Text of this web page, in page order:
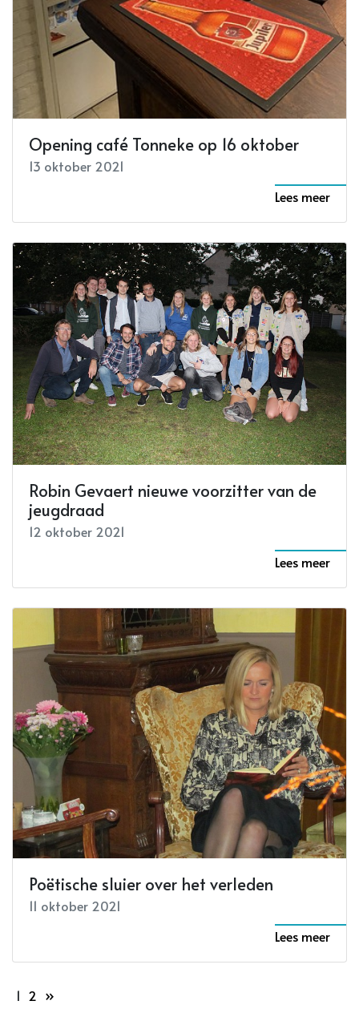
Opening café Tonneke op 16 oktober
13 oktober 2021
Lees meer
Robin Gevaert nieuwe voorzitter van de
jeugdraad
12 oktober 2021
Lees meer
Poëtische sluier over het verleden
11 oktober 2021
Lees meer
1 2 »